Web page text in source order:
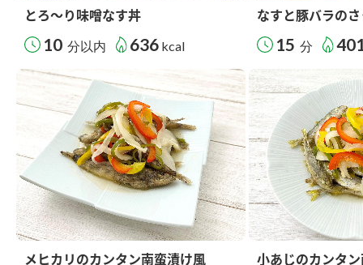
とろ～り味噌なす丼
10 分以内 636 kcal
なすと豚バラの
15 分
メヒカリのカンタン南蛮漬け風 小あじのカンタ